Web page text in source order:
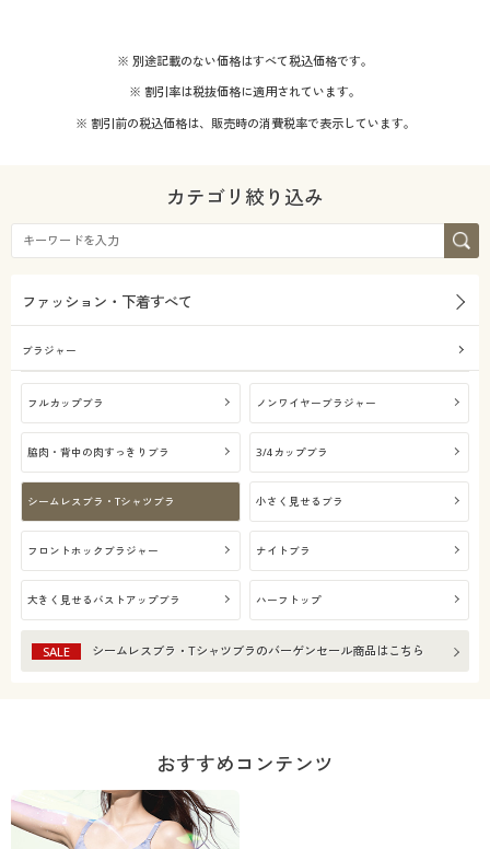
※ 別途記載のない価格はすべて税込価格です。
※ 割引率は税抜価格に適用されています。
※ 割引前の税込価格は、販売時の消費税率で表示しています。
カテゴリ絞り込み
ファッション・下着すべて
ブラジャー
フルカップブラ ノンワイヤーブラジャー
脇肉・背中の肉すっきりブラ 3/4カップブラ
シームレスブラ・Tシャツブラ 小さく見せるブラ
フロントホックブラジャー ナイトブラ
大きく見せるバストアップブラ ハーフトップ
SALE シームレスブラ・Tシャツブラのバーゲンセール商品はこちら
おすすめコンテンツ